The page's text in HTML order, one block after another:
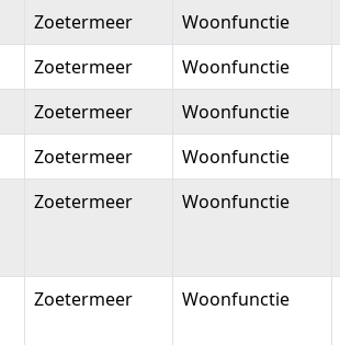
Zoetermeer Woonfunctie
Zoetermeer Woonfunctie
Zoetermeer Woonfunctie
Zoetermeer Woonfunctie
Zoetermeer Woonfunctie
Zoetermeer Woonfunctie